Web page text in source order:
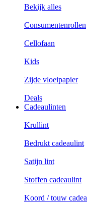
Bekijk alles
Consumentenrollen
Cellofaan
Kids
Zijde vloeipapier
Deals
Cadeaulinten
Krullint
Bedrukt cadeaulint
Satijn lint
Stoffen cadeaulint
Koord / touw